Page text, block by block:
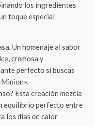
los ingredientes
toque especial
Un homenaje al sabor
cremosa y
perfecto si buscas
Esta creación mezcla
equilibrio perfecto entre
los días de calor